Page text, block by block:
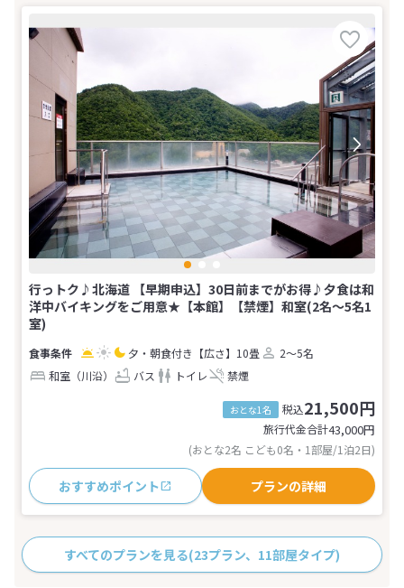
行っトク♪北海道 【早期申込】30日前までがお得♪夕食は和
洋中バイキングをご用意★【本館】【禁煙】和室(2名～5名1
室)
夕・朝食付き 【広さ】10畳
2～5名
和室（川沿）
バス トイレ 禁煙
おとな1名 税込21,500円
旅行代金合計43,000円
(おとな2名 こども0名・1部屋/1泊2日)
おすすめポイント プランの詳細
すべてのプランを見る(23プラン、11部屋タイプ)